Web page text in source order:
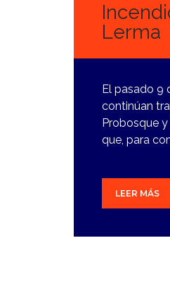
Lerma
El pasado 9
continúan
Probosque
que, para
LEER MÁS